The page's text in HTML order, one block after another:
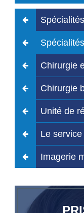
Chirurgie
Chirurgie
Unité de
Le
Imagerie